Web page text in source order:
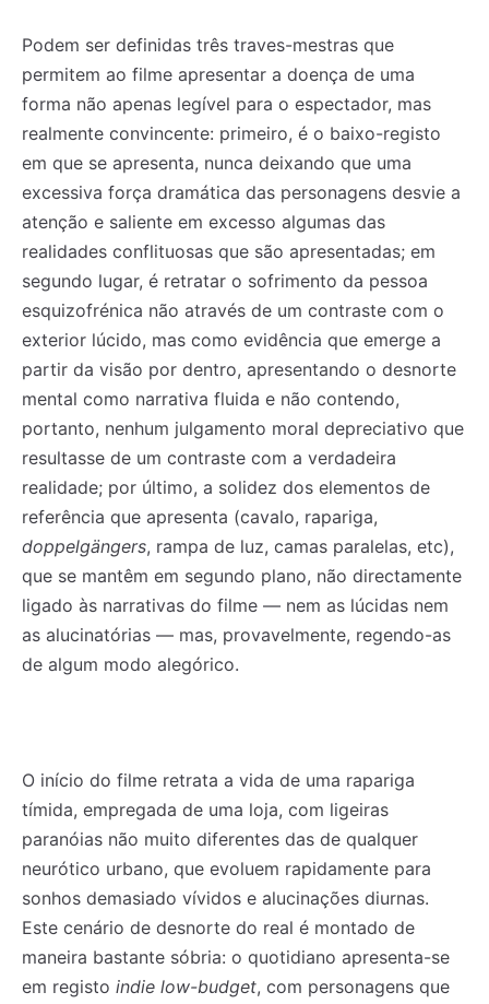
Podem ser definidas três traves-mestras que
permitem ao filme apresentar a doença de uma
forma não apenas legível para o espectador, mas
realmente convincente: primeiro, é o baixo-registo
em que se apresenta, nunca deixando que uma
excessiva força dramática das personagens desvie a
atenção e saliente em excesso algumas das
realidades conflituosas que são apresentadas; em
segundo lugar, é retratar o sofrimento da pessoa
esquizofrénica não através de um contraste com o
exterior lúcido, mas como evidência que emerge a
partir da visão por dentro, apresentando o desnorte
mental como narrativa fluida e não contendo,
portanto, nenhum julgamento moral depreciativo que
resultasse de um contraste com a verdadeira
realidade; por último, a solidez dos elementos de
referência que apresenta (cavalo, rapariga,
doppelgängers, rampa de luz, camas paralelas, etc),
que se mantêm em segundo plano, não directamente
ligado às narrativas do filme — nem as lúcidas nem
as alucinatórias — mas, provavelmente, regendo-as
de algum modo alegórico.
O início do filme retrata a vida de uma rapariga
tímida, empregada de uma loja, com ligeiras
paranóias não muito diferentes das de qualquer
neurótico urbano, que evoluem rapidamente para
sonhos demasiado vívidos e alucinações diurnas.
Este cenário de desnorte do real é montado de
maneira bastante sóbria: o quotidiano apresenta-se
em registo indie low-budget, com personagens que